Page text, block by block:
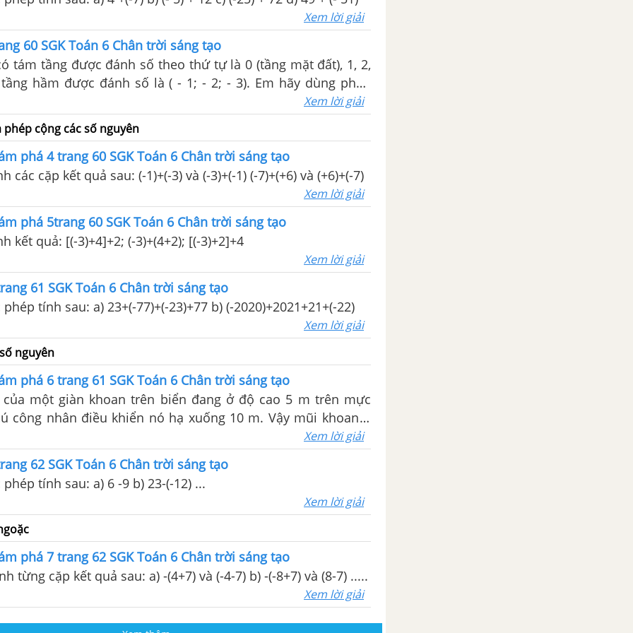
Xem lời giải
60 SGK Toán 6 Chân trời sáng tạo
tám tầng được đánh số theo thứ tự là 0 (tầng mặt đất), 1, 2,
hầm được đánh số là ( - 1; - 2; - 3). Em hãy dùng phép
để diễn tả hai tình huống sau đây: a) Một thang máy
3), nó đi lên 5 tầng. Hỏi thang máy dừng lại tại tầng mấy? b)
đang ở tầng 3, nó đi xuống 5 tầng. Hỏi thang máy dừng lại ở
số tòa nhà, tầng mặt đất còn được gọi là tầng G).
Xem lời giải
phép cộng các số nguyên
phá 4 trang 60 SGK Toán 6 Chân trời sáng tạo
các cặp kết quả sau: (-1)+(-3) và (-3)+(-1) (-7)+(+6) và (+6)+(-7)
Xem lời giải
phá 5trang 60 SGK Toán 6 Chân trời sáng tạo
kết quả: [(-3)+4]+2; (-3)+(4+2); [(-3)+2]+4
Xem lời giải
61 SGK Toán 6 Chân trời sáng tạo
tính sau: a) 23+(-77)+(-23)+77 b) (-2020)+2021+21+(-22)
Xem lời giải
nguyên
phá 6 trang 61 SGK Toán 6 Chân trời sáng tạo
của một giàn khoan trên biển đang ở độ cao 5 m trên mực
công nhân điều khiển nó hạ xuống 10 m. Vậy mũi khoan ở
khi hạ? b) So sánh kết quả của hai phép tính sau:..Xem lời giải
62 SGK Toán 6 Chân trời sáng tạo
tính sau: a) 6 -9 b) 23-(-12) ...
Xem lời giải
phá 7 trang 62 SGK Toán 6 Chân trời sáng tạo
từng cặp kết quả sau: a) -(4+7) và (-4-7) b) -(-8+7) và (8-7) .....
Xem lời giải